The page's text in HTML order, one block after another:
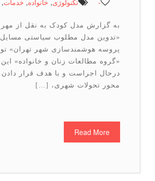
به گزارش مدل کودک به نقل از مهر، پروژه
«تدوین مدل مطلوب سیاستی مسایل زنان در
پروسه هوشمندسازی شهر تهران» توسط
«گروه مطالعات زنان و خانواده» این مرکز
درحال اجراست و با هدف قرار دادن زنان در
محور تحولات شهری، […]
Read More